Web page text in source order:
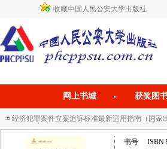
收藏中国人民公安大学出版社
网上书城 获奖图
经济犯罪案件立案追诉标准最新适用指南（国家
书号
ISBN